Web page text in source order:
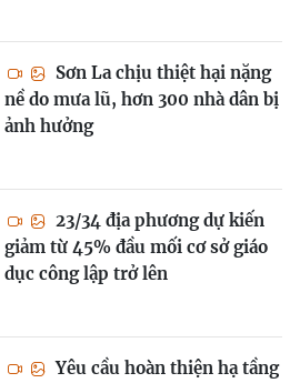
Sơn La chịu thiệt hại nặng
nề do mưa lũ, hơn 300 nhà dân bị
ảnh hưởng
23/34 địa phương dự kiến
giảm từ 45% đầu mối cơ sở giáo
dục công lập trở lên
Yêu cầu hoàn thiện hạ tầng